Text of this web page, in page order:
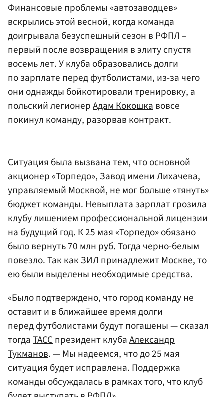
Финансовые проблемы «автозаводцев»
вскрылись этой весной, когда команда
доигрывала безуспешный сезон в РФПЛ –
первый после возвращения в элиту спустя
восемь лет. У клуба образовались долги
по зарплате перед футболистами, из-за чего
они однажды бойкотировали тренировку, а
польский легионерАдам Кокошкавовсе
покинул команду, разорвав контракт.
Ситуация была вызвана тем, что основной
акционер «Торпедо», Завод имени Лихачева,
управляемый Москвой, не мог больше «тянуть»
бюджет команды. Невыплата зарплат грозила
клубу лишением профессиональной лицензии
на будущий год. К 25 мая «Торпедо» обязано
было вернуть 70 млн руб. Тогда черно-белым
повезло. Так какЗИЛпринадлежит Москве, то
ею были выделены необходимые средства.
«Было подтверждено, что город команду не
оставит и в ближайшее время долги
перед футболистами будут погашены — сказал
тогдаТАССпрезидент клубаАлександр
Тукманов. — Мы надеемся, что до 25 мая
ситуация будет исправлена. Поддержка
команды обсуждалась в рамках того, что клуб